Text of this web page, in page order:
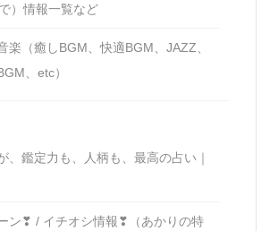
）情報一覧など
楽（癒しBGM、快適BGM、JAZZ、
、etc）
、鑑定力も、人柄も、最高の占い｜
ン❣ / イチオシ情報❣（あかりの特